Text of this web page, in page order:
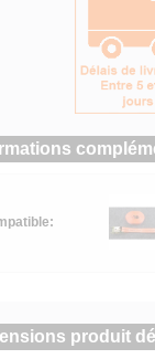
produit